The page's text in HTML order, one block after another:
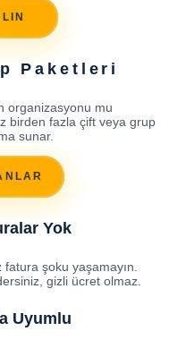
Paketleri
organizasyonu mu
birden fazla çift veya grup
sunar.
Yok
şoku yaşamayın.
gizli ücret olmaz.
Uyumlu